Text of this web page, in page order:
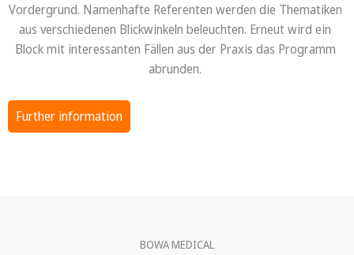
Vordergrund. Namenhafte Referenten werden die Thematiken
aus verschiedenen Blickwinkeln beleuchten. Erneut wird ein
Block mit interessanten Fällen aus der Praxis das Programm
abrunden.
Further information
BOWA MEDICAL